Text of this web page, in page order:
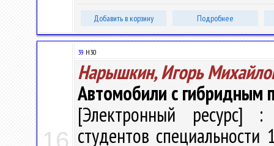
Добавить в корзину Подробнее
16
39 Н30
Нарышкин, Игорь
Автомобили с гибридным
[Электронный ресурс] :
студентов